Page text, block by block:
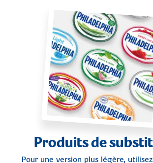
Produits de
Pour une version plus légère, utilisez